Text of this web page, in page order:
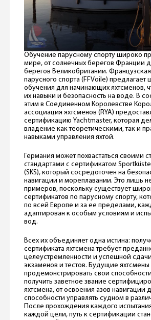
Обучение парусному спорту широко
мире, от солнечных берегов Франции
берегов Великобритании.
парусного спорта (FFVoile) предлагает
обучения для начинающих яхтсменов,
их навыки и безопасность на воде. В
этим в Соединенном Королевстве
ассоциация яхтсменов (RYA)
сертификацию Yachtmaster, которая
владение как теоретическими, так и
навыками управления яхтой.
Германия может похвастаться своими
стандартами с сертификатом
(SKS), который сосредоточен на
навигации и мореплавании. Это лишь
примеров, поскольку существует
сертификатов по парyсному спорту,
по всей Европе и за ее пределами,
адаптирован к особым условиям и
вод.
Всех их объединяет одна истина:
сертификата яхтсмена требует
целеустремленности и успешной
экзаменов и тестов. Будущие
продемонстрировать свои
получить заветное звание
яхтсмена, от освоения азов навигации
способности управлять судном в
После прохождения каждого
каждой цели, путь к сертификации